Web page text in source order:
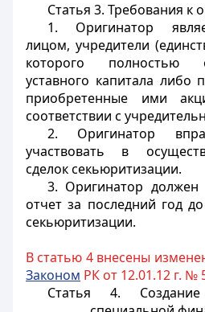
Статья 3. Требования к
1. Оригинатор
лицом, учредители
которого полностью
уставного капитала либо
приобретенные ими
соответствии с
2. Оригинатор
участвовать в
сделок секьюритизации.
3. Оригинатор должен
отчет за последний год
секьюритизации.
В статью 4 внесены
Законом РК от 12.01.12 г. №
Статья 4.